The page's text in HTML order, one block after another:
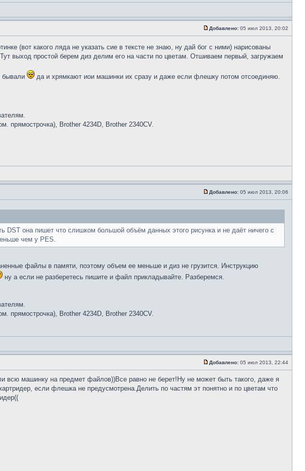
Добавлено: 05 июл 2013, 20:02
(вот какого ляда не указать сие в тексте не знаю, ну дай бог с ними) нарисованы
выход простой берем диз делим его на части по цветам. Отшиваем первый, загружаем
бывали
да и хрямкают иои машинки их сразу и даже если флешку потом отсоединяю.
прямострочка), Brother 4234D, Brother 2340CV.
Добавлено: 05 июл 2013, 20:06
она пишет что слишком большой объём данных этого рисунка и не даёт ничего с
чем у PES.
файлы в памяти, поэтому объем ее меньше и диз не грузится. Инструкцию
ну а если не разберетесь пишите и файл прикладывайте. Разберемся.
прямострочка), Brother 4234D, Brother 2340CV.
Добавлено: 05 июл 2013, 22:44
всю машинку на предмет файлов))Все равно не берет!Ну не может быть такого, даже я
если флешка не предусмотрена.Делить по частям эт понятно и по цветам что